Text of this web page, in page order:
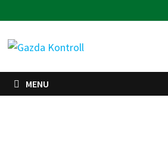
to
content
MENU